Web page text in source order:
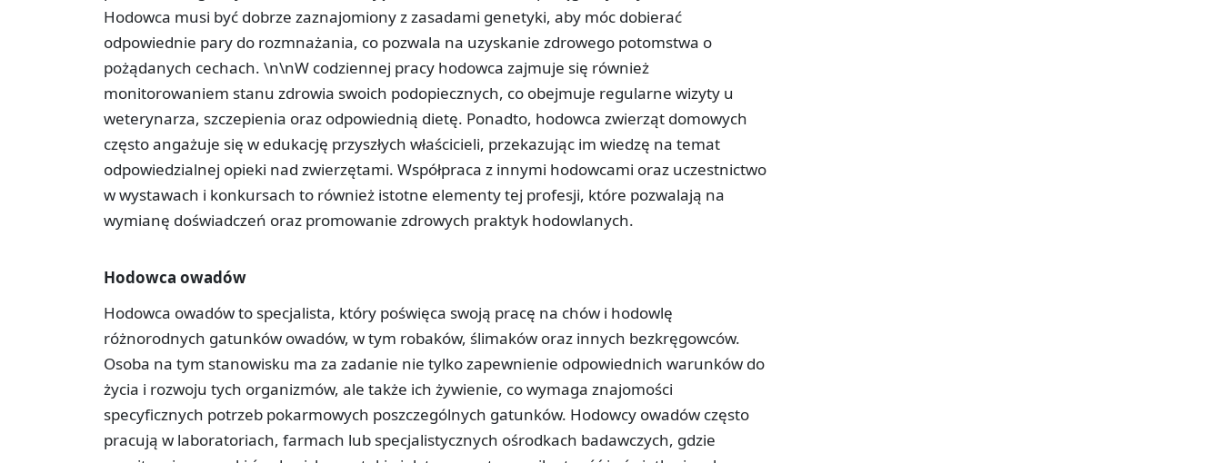
Hodowca musi być dobrze zaznajomiony z zasadami genetyki, aby móc dobierać
odpowiednie pary do rozmnażania, co pozwala na uzyskanie zdrowego potomstwa o
pożądanych cechach. \n\nW codziennej pracy hodowca zajmuje się również
monitorowaniem stanu zdrowia swoich podopiecznych, co obejmuje regularne wizyty u
weterynarza, szczepienia oraz odpowiednią dietę. Ponadto, hodowca zwierząt domowych
często angażuje się w edukację przyszłych właścicieli, przekazując im wiedzę na temat
odpowiedzialnej opieki nad zwierzętami. Współpraca z innymi hodowcami oraz uczestnictwo
w wystawach i konkursach to również istotne elementy tej profesji, które pozwalają na
wymianę doświadczeń oraz promowanie zdrowych praktyk hodowlanych.
Hodowca owadów
Hodowca owadów to specjalista, który poświęca swoją pracę na chów i hodowlę
różnorodnych gatunków owadów, w tym robaków, ślimaków oraz innych bezkręgowców.
Osoba na tym stanowisku ma za zadanie nie tylko zapewnienie odpowiednich warunków do
życia i rozwoju tych organizmów, ale także ich żywienie, co wymaga znajomości
specyficznych potrzeb pokarmowych poszczególnych gatunków. Hodowcy owadów często
pracują w laboratoriach, farmach lub specjalistycznych ośrodkach badawczych, gdzie